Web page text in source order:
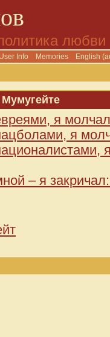
любви
User Info Memories English
я
я
– я